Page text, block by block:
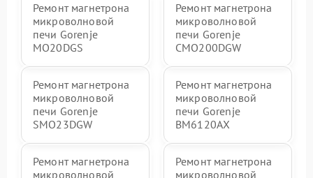
Ремонт магнетрона
микроволновой
печи Gorenje
MO20DGS
Ремонт магнетрона
микроволновой
печи Gorenje
CMO200DGW
Ремонт магнетрона
микроволновой
печи Gorenje
SMO23DGW
Ремонт магнетрона
микроволновой
печи Gorenje
BM6120AX
Ремонт магнетрона
микроволновой
Ремонт магнетрона
микроволновой